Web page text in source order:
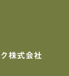
株式会社